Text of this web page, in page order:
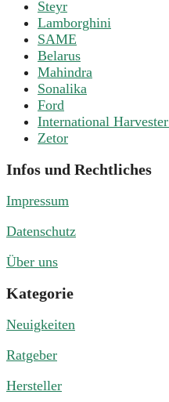
Steyr
Lamborghini
SAME
Belarus
Mahindra
Sonalika
Ford
International Harvester
Zetor
Infos und Rechtliches
Impressum
Datenschutz
Über uns
Kategorie
Neuigkeiten
Ratgeber
Hersteller